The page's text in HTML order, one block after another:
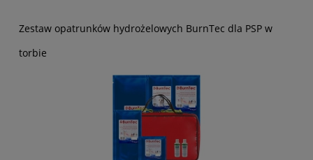
Zestaw opatrunków hydrożelowych BurnTec dla PSP w
torbie